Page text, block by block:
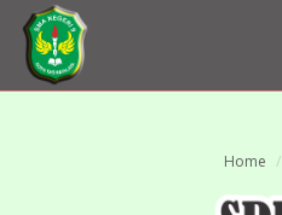
Home